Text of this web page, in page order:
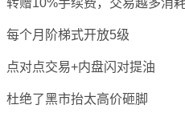
每个月阶梯式开放5级
点对点交易+内盘闪对提油
杜绝了黑市抬太高价砸脚